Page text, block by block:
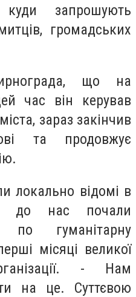
куди запрошують
громадських
що на
час він керував
зараз закінчив
та продовжує
локально відомі в
до нас почали
по гуманітарну
місяці великої
- Нам
на це. Суттєвою